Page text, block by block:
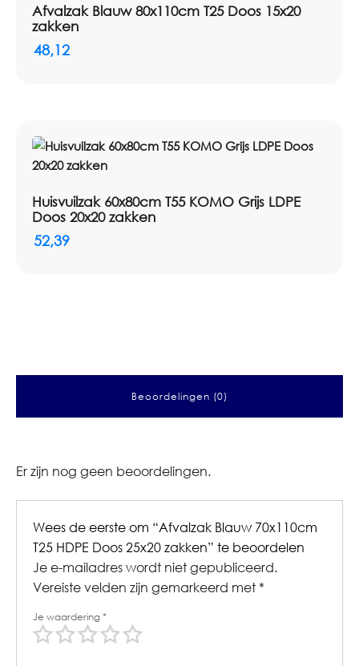
Afvalzak Blauw 80x110cm T25 Doos 15x20
zakken
48,12
Huisvuilzak 60x80cm T55 KOMO Grijs LDPE
Doos 20x20 zakken
52,39
Beoordelingen (0)
Er zijn nog geen beoordelingen.
Wees de eerste om “Afvalzak Blauw 70x110cm
T25 HDPE Doos 25x20 zakken” te beoordelen
Je e-mailadres wordt niet gepubliceerd.
Vereiste velden zijn gemarkeerd met *
Je waardering*